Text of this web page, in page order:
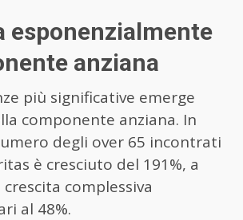
esponenzialmente
anziana
più significative emerge
componente anziana. In
degli over 65 incontrati
è cresciuto del 191%, a
complessiva
al 48%.